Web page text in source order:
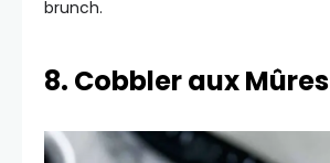
brunch.
8. Cobbler aux Mûres